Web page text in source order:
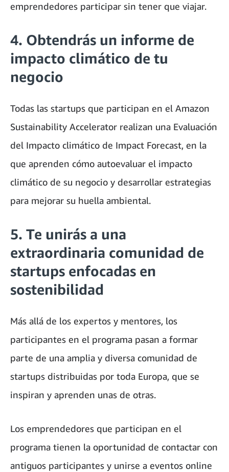
emprendedores participar sin tener que viajar.
4. Obtendrás un informe de
impacto climático de tu
negocio
Todas las startups que participan en el Amazon
Sustainability Accelerator realizan una Evaluación
del Impacto climático de Impact Forecast, en la
que aprenden cómo autoevaluar el impacto
climático de su negocio y desarrollar estrategias
para mejorar su huella ambiental.
5. Te unirás a una
extraordinaria comunidad de
startups enfocadas en
sostenibilidad
Más allá de los expertos y mentores, los
participantes en el programa pasan a formar
parte de una amplia y diversa comunidad de
startups distribuidas por toda Europa, que se
inspiran y aprenden unas de otras.
Los emprendedores que participan en el
programa tienen la oportunidad de contactar con
antiguos participantes y unirse a eventos online